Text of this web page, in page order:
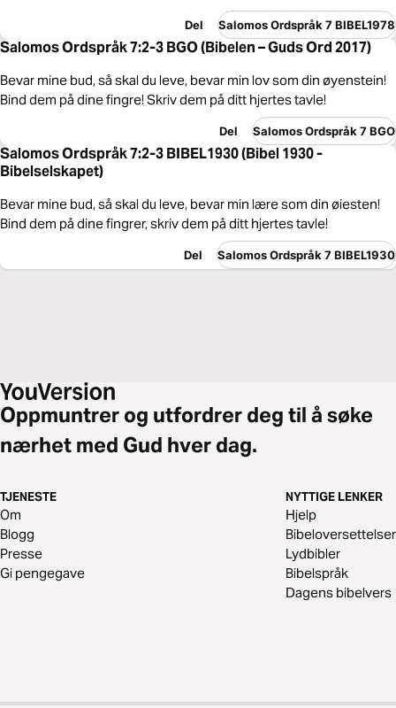
Del Salomos Ordspråk 7 BIBEL1978
Salomos Ordspråk 7:2-3 BGO (Bibelen – Guds Ord 2017)
Bevar mine bud, så skal du leve, bevar min lov som din øyenstein!
Bind dem på dine fingre! Skriv dem på ditt hjertes tavle!
Del Salomos Ordspråk 7 BGO
Salomos Ordspråk 7:2-3 BIBEL1930 (Bibel 1930 -
Bibelselskapet)
Bevar mine bud, så skal du leve, bevar min lære som din øiesten!
Bind dem på dine fingrer, skriv dem på ditt hjertes tavle!
Del Salomos Ordspråk 7 BIBEL1930
Oppmuntrer og utfordrer deg til å søke
nærhet med Gud hver dag.
TJENESTE
Om
Blogg
Presse
Gi pengegave
NYTTIGE LENKER
Hjelp
Bibeloversettelser
Lydbibler
Bibelspråk
Dagens bibelvers